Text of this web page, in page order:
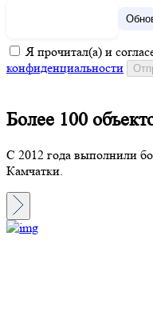
Я прочитал(а) и
конфиденциальности
Более 100
С 2012 года выполнили
Камчатки.